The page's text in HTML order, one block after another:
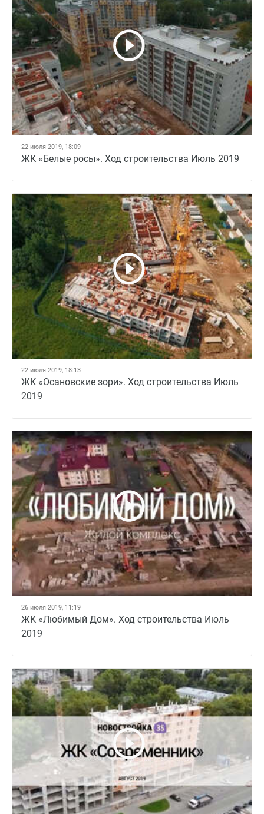
22 июля 2019, 18:09
ЖК «Белые росы». Ход строительства Июль 2019
22 июля 2019, 18:13
ЖК «Осановские зори». Ход строительства Июль
2019
26 июля 2019, 11:19
ЖК «Любимый Дом». Ход строительства Июль
2019